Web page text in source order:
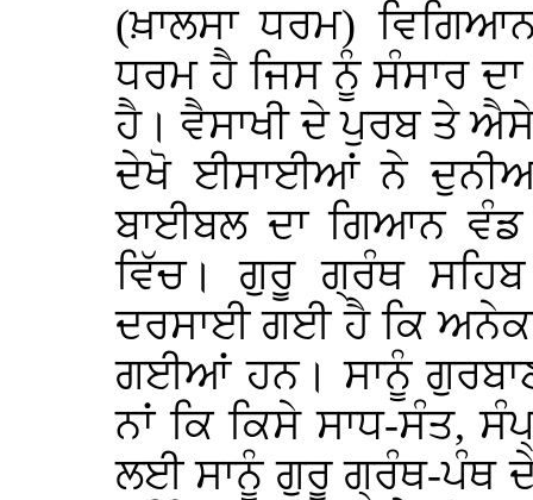
(ਖ਼ਾਲਸਾ ਧਰਮ)
ਧਰਮ ਹੈ ਜਿਸ ਨੂੰ ਸੰਸਾਰ
ਹੈ। ਵੈਸਾਖੀ ਦੇ ਪੁਰਬ ਤੇ
ਦੇਖੋ ਈਸਾਈਆਂ ਨੇ ਦੁਨੀਆਂ
ਬਾਈਬਲ ਦਾ ਗਿਆਨ ਵੰਡ
ਵਿੱਚ। ਗੁਰੂ ਗ੍ਰੰਥ ਸਹਿਬ
ਦਰਸਾਈ ਗਈ ਹੈ ਕਿ
ਗਈਆਂ ਹਨ। ਸਾਨੂੰ
ਨਾਂ ਕਿ ਕਿਸੇ ਸਾਧ-ਸੰਤ,
ਲਈ ਸਾਨੂੰ ਗੁਰੂ ਗ੍ਰੰਥ-ਪੰਥ